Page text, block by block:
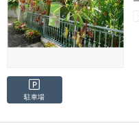
駐車場